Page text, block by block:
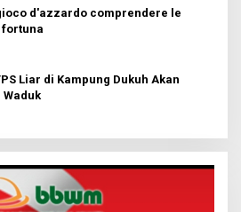
d'azzardo comprendere le
Liar di Kampung Dukuh Akan